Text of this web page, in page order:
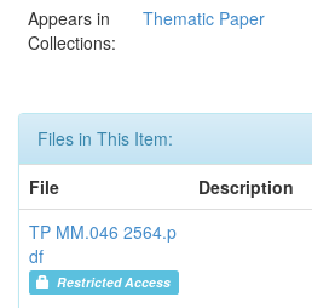
Appears in
Collections:
Thematic Paper
Files in This Item:
File
Description
TP MM.046 2564.p
df
Restricted Access